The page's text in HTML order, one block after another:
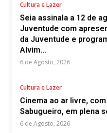
Cultura e Lazer
Seia assinala a 12 de
Juventude com
da Juventude e
Alvim...
6 de Agosto, 2026
Cultura e Lazer
Cinema ao ar livre,
Sabugueiro, em plena
6 de Agosto, 2026